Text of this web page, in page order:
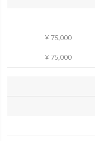
¥ 75,000
¥ 75,000